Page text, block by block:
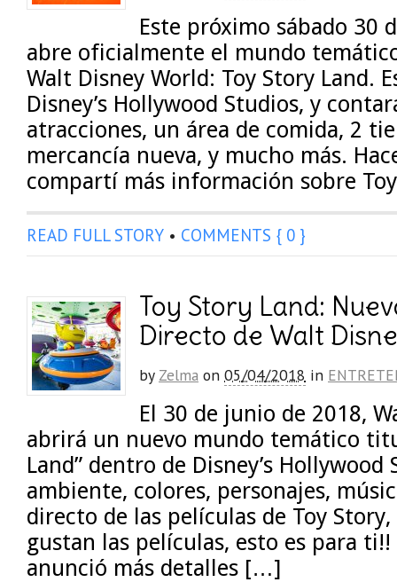
Este próximo sábado 30
abre oficialmente el mundo
Walt Disney World: Toy Story Land.
Disney’s Hollywood Studios, y
atracciones, un área de comida, 2
mercancía nueva, y mucho más.
compartí más información sobre
READ FULL STORY • COMMENTS { 0 }
Toy Story Land:
Directo de Walt
by Zelma on 05/04/2018 in
El 30 de junio de 2018,
abrirá un nuevo mundo temático
Land” dentro de Disney’s Hollywood
ambiente, colores, personajes,
directo de las películas de Toy
gustan las películas, esto es para
anunció más detalles […]